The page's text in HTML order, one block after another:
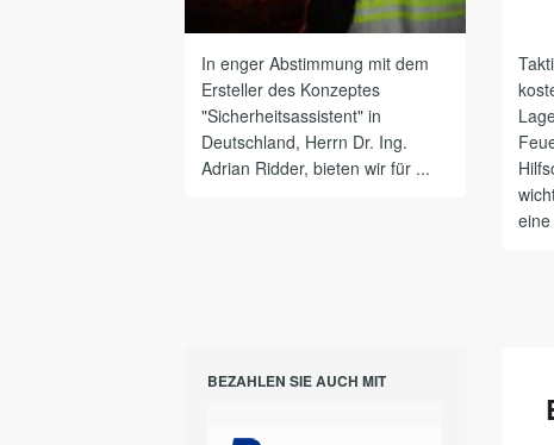
In enger Abstimmung mit dem
Ersteller des Konzeptes
"Sicherheitsassistent" in
Deutschland, Herrn Dr. Ing.
Adrian Ridder, bieten wir für ...
eine
BEZAHLEN SIE AUCH MIT